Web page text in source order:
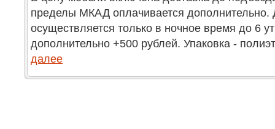
пределы МКАД оплачивается дополнительно.
осуществляется только в ночное время до 6
дополнительно +500 рублей. Упаковка -
далее